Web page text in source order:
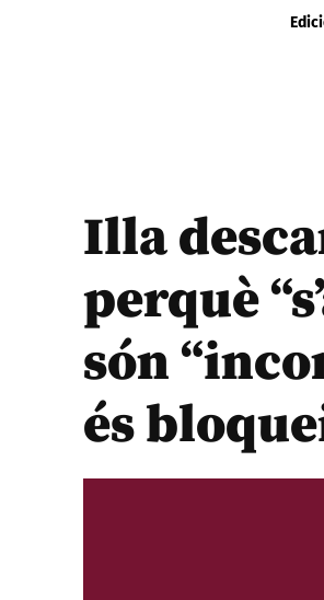
Illa
perquè
són
és